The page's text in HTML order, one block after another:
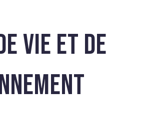
VIE ET DE